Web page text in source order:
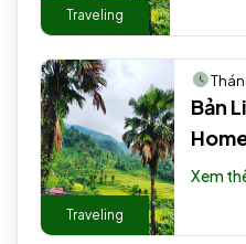
Traveling
Traveling
Bản
Xem